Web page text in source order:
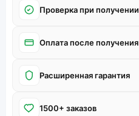
Проверка при получении
Оплата после получения
Расширенная гарантия
1500+ заказов